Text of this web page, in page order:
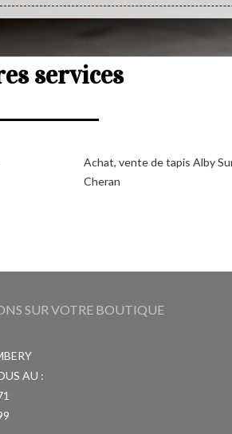
services
Achat, vente de tapis Alby
Cheran
SUR VOTRE BOUTIQUE
AU :